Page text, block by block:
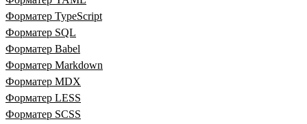
Форматер TypeScript
Форматер SQL
Форматер Babel
Форматер Markdown
Форматер MDX
Форматер LESS
Форматер SCSS